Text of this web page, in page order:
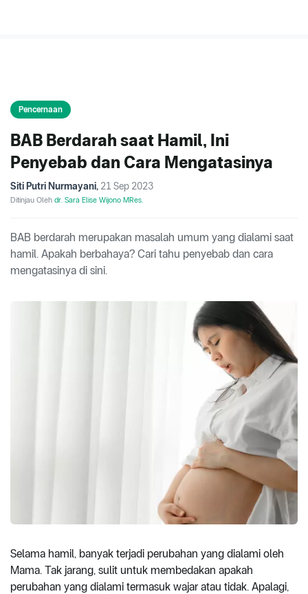
Pencernaan
BAB Berdarah saat Hamil, Ini
Penyebab dan Cara Mengatasinya
Siti Putri Nurmayani, 21 Sep 2023
Ditinjau Oleh dr. Sara Elise Wijono MRes.
BAB berdarah merupakan masalah umum yang dialami saat
hamil. Apakah berbahaya? Cari tahu penyebab dan cara
mengatasinya di sini.
Selama hamil, banyak terjadi perubahan yang dialami oleh
Mama. Tak jarang, sulit untuk membedakan apakah
perubahan yang dialami termasuk wajar atau tidak. Apalagi,